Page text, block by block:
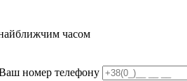
часом
номер телефону